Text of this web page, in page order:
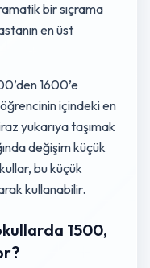
bir sıçrama
en üst
1600’e
içindeki en
yukarıya taşımak
değişim küçük
bu küçük
kullanabilir.
1500,